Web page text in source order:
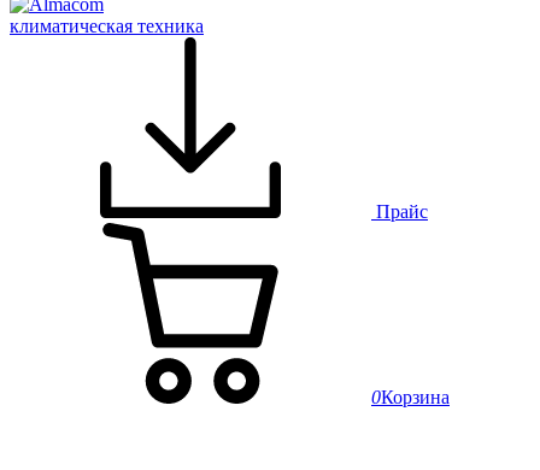
климатическая техника
Прайс
0Корзина